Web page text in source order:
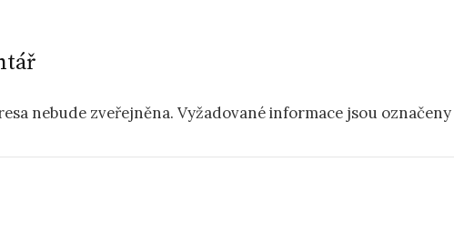
nebude zveřejněna. Vyžadované informace jsou označeny